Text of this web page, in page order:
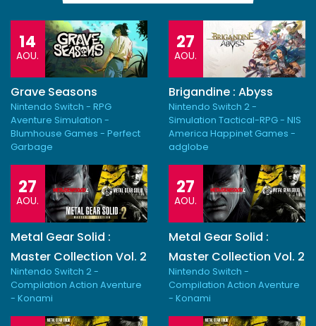
14
AOU.
Grave Seasons
Nintendo Switch - RPG
Aventure Simulation -
Blumhouse Games - Perfect
Garbage
27
AOU.
Brigandine : Abyss
Nintendo Switch 2 -
Simulation Tactical-RPG - NIS
America Happinet Games -
adglobe
27
AOU.
Metal Gear Solid :
Master Collection Vol. 2
Nintendo Switch 2 -
Compilation Action Aventure
- Konami
27
AOU.
Metal Gear Solid :
Master Collection Vol. 2
Nintendo Switch -
Compilation Action Aventure
- Konami